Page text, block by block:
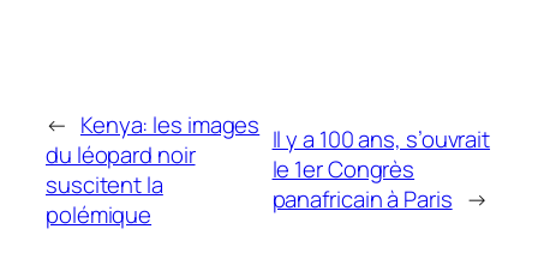
← Kenya: les images
du léopard noir
suscitent la
polémique
Il y a 100 ans, s’ouvrait
le 1er Congrès
panafricain à Paris →